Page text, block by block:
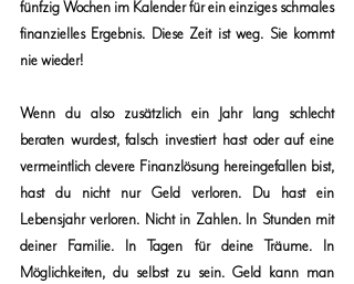
fünfzig Wochen im Kalender für ein einziges schmales
finanzielles Ergebnis. Diese Zeit ist weg. Sie kommt
nie wieder!
Wenn du also zusätzlich ein Jahr lang schlecht
beraten wurdest, falsch investiert hast oder auf eine
vermeintlich clevere Finanzlösung hereingefallen bist,
hast du nicht nur Geld verloren. Du hast ein
Lebensjahr verloren. Nicht in Zahlen. In Stunden mit
deiner Familie. In Tagen für deine Träume. In
Möglichkeiten, du selbst zu sein. Geld kann man